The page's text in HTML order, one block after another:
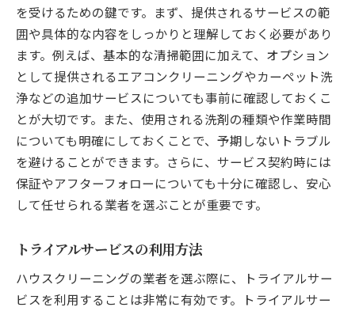
を受けるための鍵です。まず、提供されるサービスの範
囲や具体的な内容をしっかりと理解しておく必要があり
ます。例えば、基本的な清掃範囲に加えて、オプション
として提供されるエアコンクリーニングやカーペット洗
浄などの追加サービスについても事前に確認しておくこ
とが大切です。また、使用される洗剤の種類や作業時間
についても明確にしておくことで、予期しないトラブル
を避けることができます。さらに、サービス契約時には
保証やアフターフォローについても十分に確認し、安心
して任せられる業者を選ぶことが重要です。
トライアルサービスの利用方法
ハウスクリーニングの業者を選ぶ際に、トライアルサー
ビスを利用することは非常に有効です。トライアルサー